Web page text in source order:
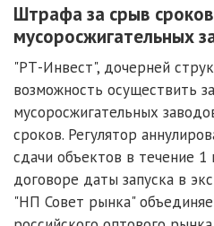
Штрафа за срыв
мусоросжигательных
"РТ-Инвест", дочерней
возможность осуществить
мусоросжигательных
сроков. Регулятор
сдачи объектов в течение 1
договоре даты запуска в
"НП Совет рынка"